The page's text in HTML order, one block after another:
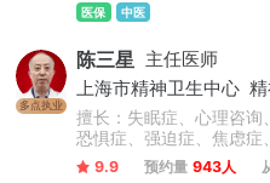
医保 中医
多点执业
陈三星 主任医师
上海市精神卫生中心
擅长：失眠症、心理咨询
恐惧症、强迫症、焦虑症
梦、脑损伤、精神障碍、
9.9 预约量 943人